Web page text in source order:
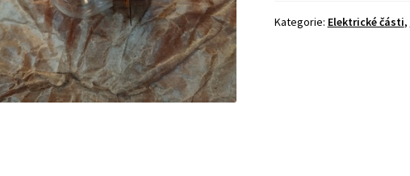
ORIGINÁL
Kategorie: Elektrické části,